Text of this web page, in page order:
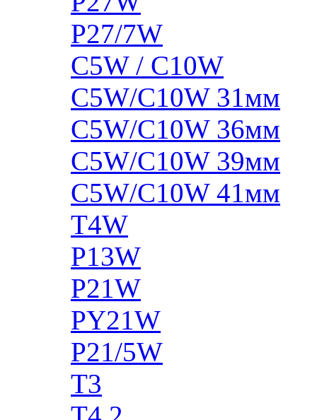
P27/7W
C5W / C10W
C5W/C10W 31мм
C5W/C10W 36мм
C5W/C10W 39мм
C5W/C10W 41мм
T4W
P13W
P21W
PY21W
P21/5W
T3